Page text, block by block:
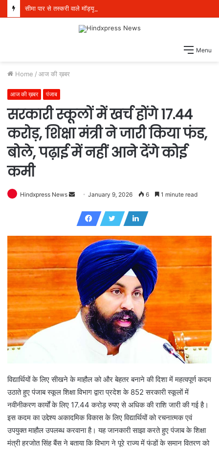
Menu
Home / आज की ख़बर
आज की ख़बर पंजाब
सरकारी स्कूलों में खर्च होंगे 17.44
करोड़, शिक्षा मंत्री ने जारी किया फंड,
बोले, पढ़ाई में नहीं आने देंगे कोई
कमी
Hindxpress News
a
n
e
m
a
i
l
January 9, 2026 6 1 minute read
विद्यार्थियों के लिए सीखने के माहौल को और बेहतर बनाने की दिशा में महत्वपूर्ण कदम
उठाते हुए पंजाब स्कूल शिक्षा विभाग द्वारा प्रदेश के 852 सरकारी स्कूलों में
नवीनीकरण कार्यों के लिए 17.44 करोड़ रुपए से अधिक की राशि जारी की गई है।
इस कदम का उद्देश्य अकादमिक विकास के लिए विद्यार्थियों को रचनात्मक एवं
उपयुक्त माहौल उपलब्ध करवाना है। यह जानकारी साझा करते हुए पंजाब के शिक्षा
मंत्री हरजोत सिंह बैंस ने बताया कि विभाग ने पूरे राज्य में फंडों के समान वितरण को